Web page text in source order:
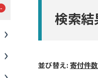
検索
並び替え: 寄付件